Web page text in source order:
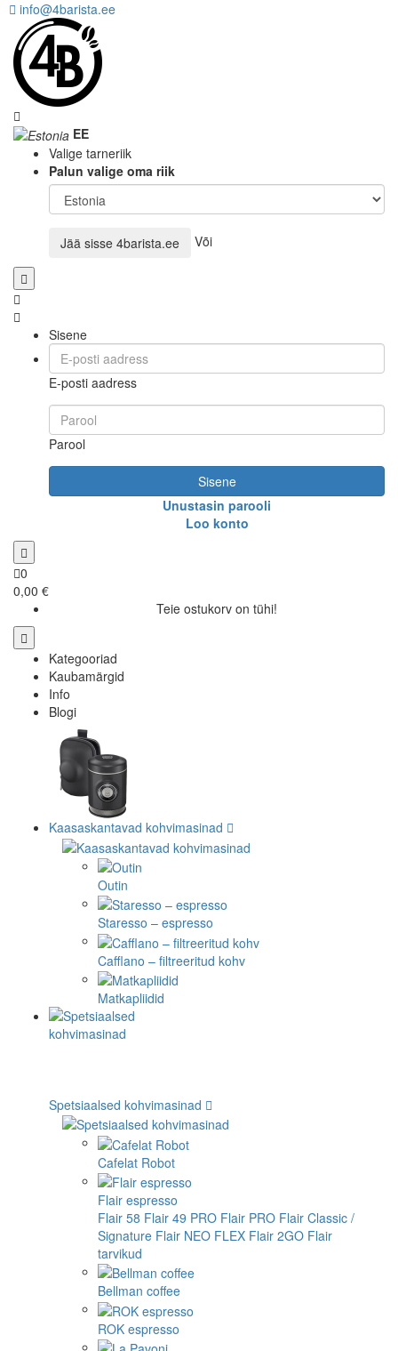
info@4barista.ee
EE
Valige tarneriik
Palun valige oma riik
Jää sisse 4barista.ee Või
Sisene
E-posti aadress
Parool
Sisene
Unustasin parooli
Loo konto
0
0,00 €
Teie ostukorv on tühi!
Kategooriad
Kaubamärgid
Info
Blogi
Kaasaskantavad kohvimasinad
Outin
Staresso – espresso
Cafflano – filtreeritud kohv
Matkapliidid
Spetsiaalsed kohvimasinad
Cafelat Robot
Flair espresso
Flair 58 Flair 49 PRO Flair PRO Flair Classic /
Signature Flair NEO FLEX Flair 2GO Flair
tarvikud
Bellman coffee
ROK espresso